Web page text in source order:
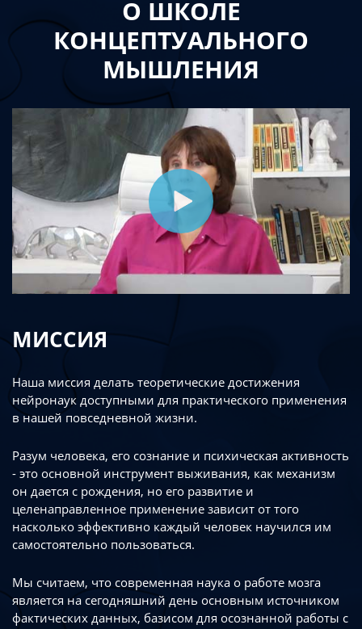
О ШКОЛЕ
КОНЦЕПТУАЛЬНОГО
МЫШЛЕНИЯ
МИССИЯ
Наша миссия делать теоретические достижения
нейронаук доступными для практического применения
в нашей повседневной жизни.
Разум человека, его сознание и психическая активность
- это основной инструмент выживания, как механизм
он дается с рождения, но его развитие и
целенаправленное применение зависит от того
насколько эффективно каждый человек научился им
самостоятельно пользоваться.
Мы считаем, что современная наука о работе мозга
является на сегодняшний день основным источником
фактических данных, базисом для осознанной работы с